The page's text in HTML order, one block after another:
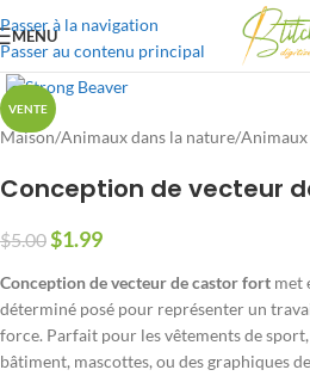
Passer à la navigation
Passer au contenu principal
MENU
VENTE
Maison/Animaux dans la nature/
Conception de vecteur
$5.00$1.99
Conception de vecteur de castor fort met
déterminé posé pour représenter un
force. Parfait pour les vêtements de
bâtiment, mascottes, ou des graphiques